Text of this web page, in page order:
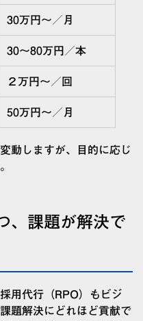
30万円〜／月
30〜80万円／本
２万円〜／回
50万円〜／月
動しますが、目的に応じ
、課題が解決で
用代行（RPO）もビジ
題解決にどれほど貢献で